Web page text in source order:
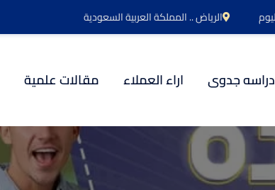
الرياض .. المملكة العربية السعودية
دراسه جدوى اراء العملاء مقالات علمية